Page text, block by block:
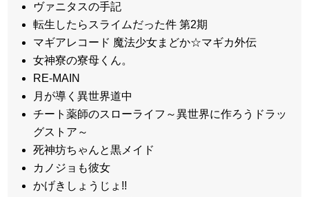
ヴァニタスの手記
転生したらスライムだった件 第2期
マギアレコード 魔法少女まどか☆マギカ外伝
女神寮の寮母くん。
RE-MAIN
月が導く異世界道中
チート薬師のスローライフ～異世界に作ろうドラッ
グストア～
死神坊ちゃんと黒メイド
カノジョも彼女
かげきしょうじょ!!